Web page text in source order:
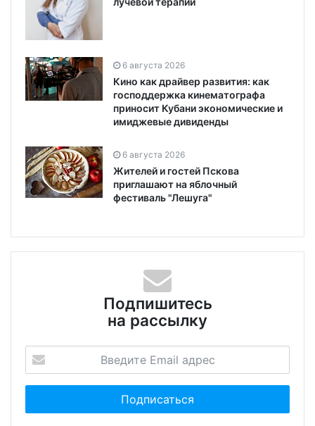
6 августа 2026
Кино как драйвер развития: как
господдержка кинематографа
приносит Кубани экономические и
имиджевые дивиденды
6 августа 2026
Жителей и гостей Пскова
приглашают на яблочный
фестиваль "Лешуга"
Подпишитесь
на рассылку